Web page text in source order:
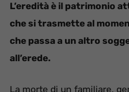
L’eredità è il patrimonio
che si trasmette al
che passa a un altro
all’erede.
La morte di un familiare,